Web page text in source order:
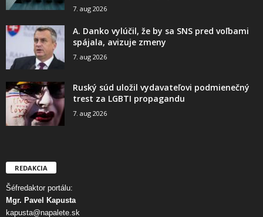
7. aug 2026
A. Danko vylúčil, že by sa SNS pred voľbami
spájala, avizuje zmeny
7. aug 2026
Ruský súd uložil vydavateľovi podmienečný
trest za LGBTI propagandu
7. aug 2026
REDAKCIA
Šéfredaktor portálu:
Mgr. Pavel Kapusta
kapusta@napalete.sk